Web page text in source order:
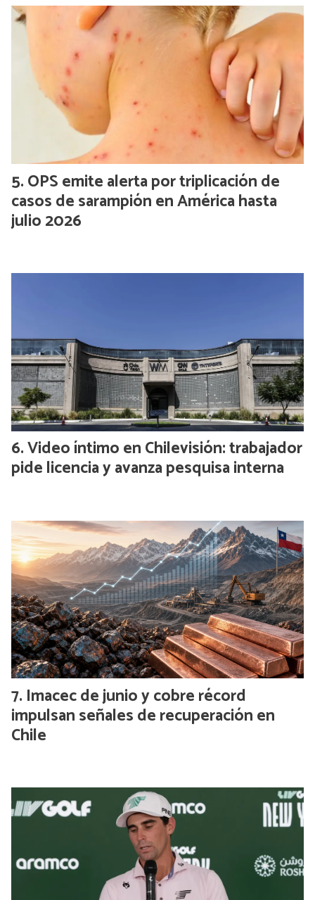
OPS emite alerta por triplicación de
casos de sarampión en América hasta
julio 2026
Video íntimo en Chilevisión: trabajador
pide licencia y avanza pesquisa interna
Imacec de junio y cobre récord
impulsan señales de recuperación en
Chile